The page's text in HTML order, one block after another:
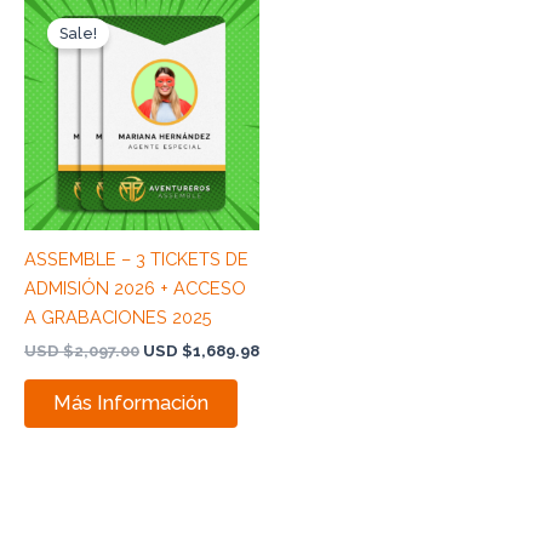
Sale!
ASSEMBLE – 3 TICKETS DE
ADMISIÓN 2026 + ACCESO
A GRABACIONES 2025
USD $2,097.00
Original
price
was:
USD
$2,097.00.
USD $1,689.98
Current
Más Información